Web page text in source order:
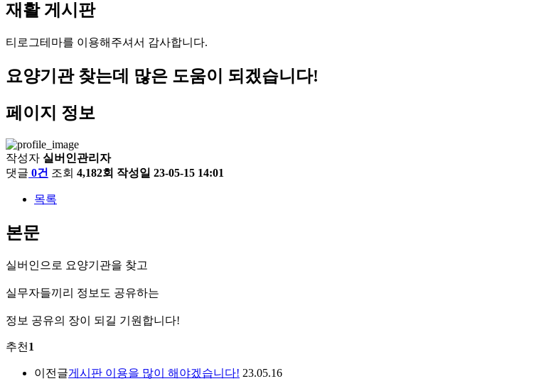
재활 게시판
티로그테마를 이용해주셔서 감사합니다.
요양기관 찾는데 많은 도움이 되겠습니다!
페이지 정보
작성자 실버인관리자
댓글 0건 조회 4,182회 작성일 23-05-15 14:01
목록
본문
실버인으로 요양기관을 찾고
실무자들끼리 정보도 공유하는
정보 공유의 장이 되길 기원합니다!
추천 1
이전글게시판 이용을 많이 해야겠습니다! 23.05.16